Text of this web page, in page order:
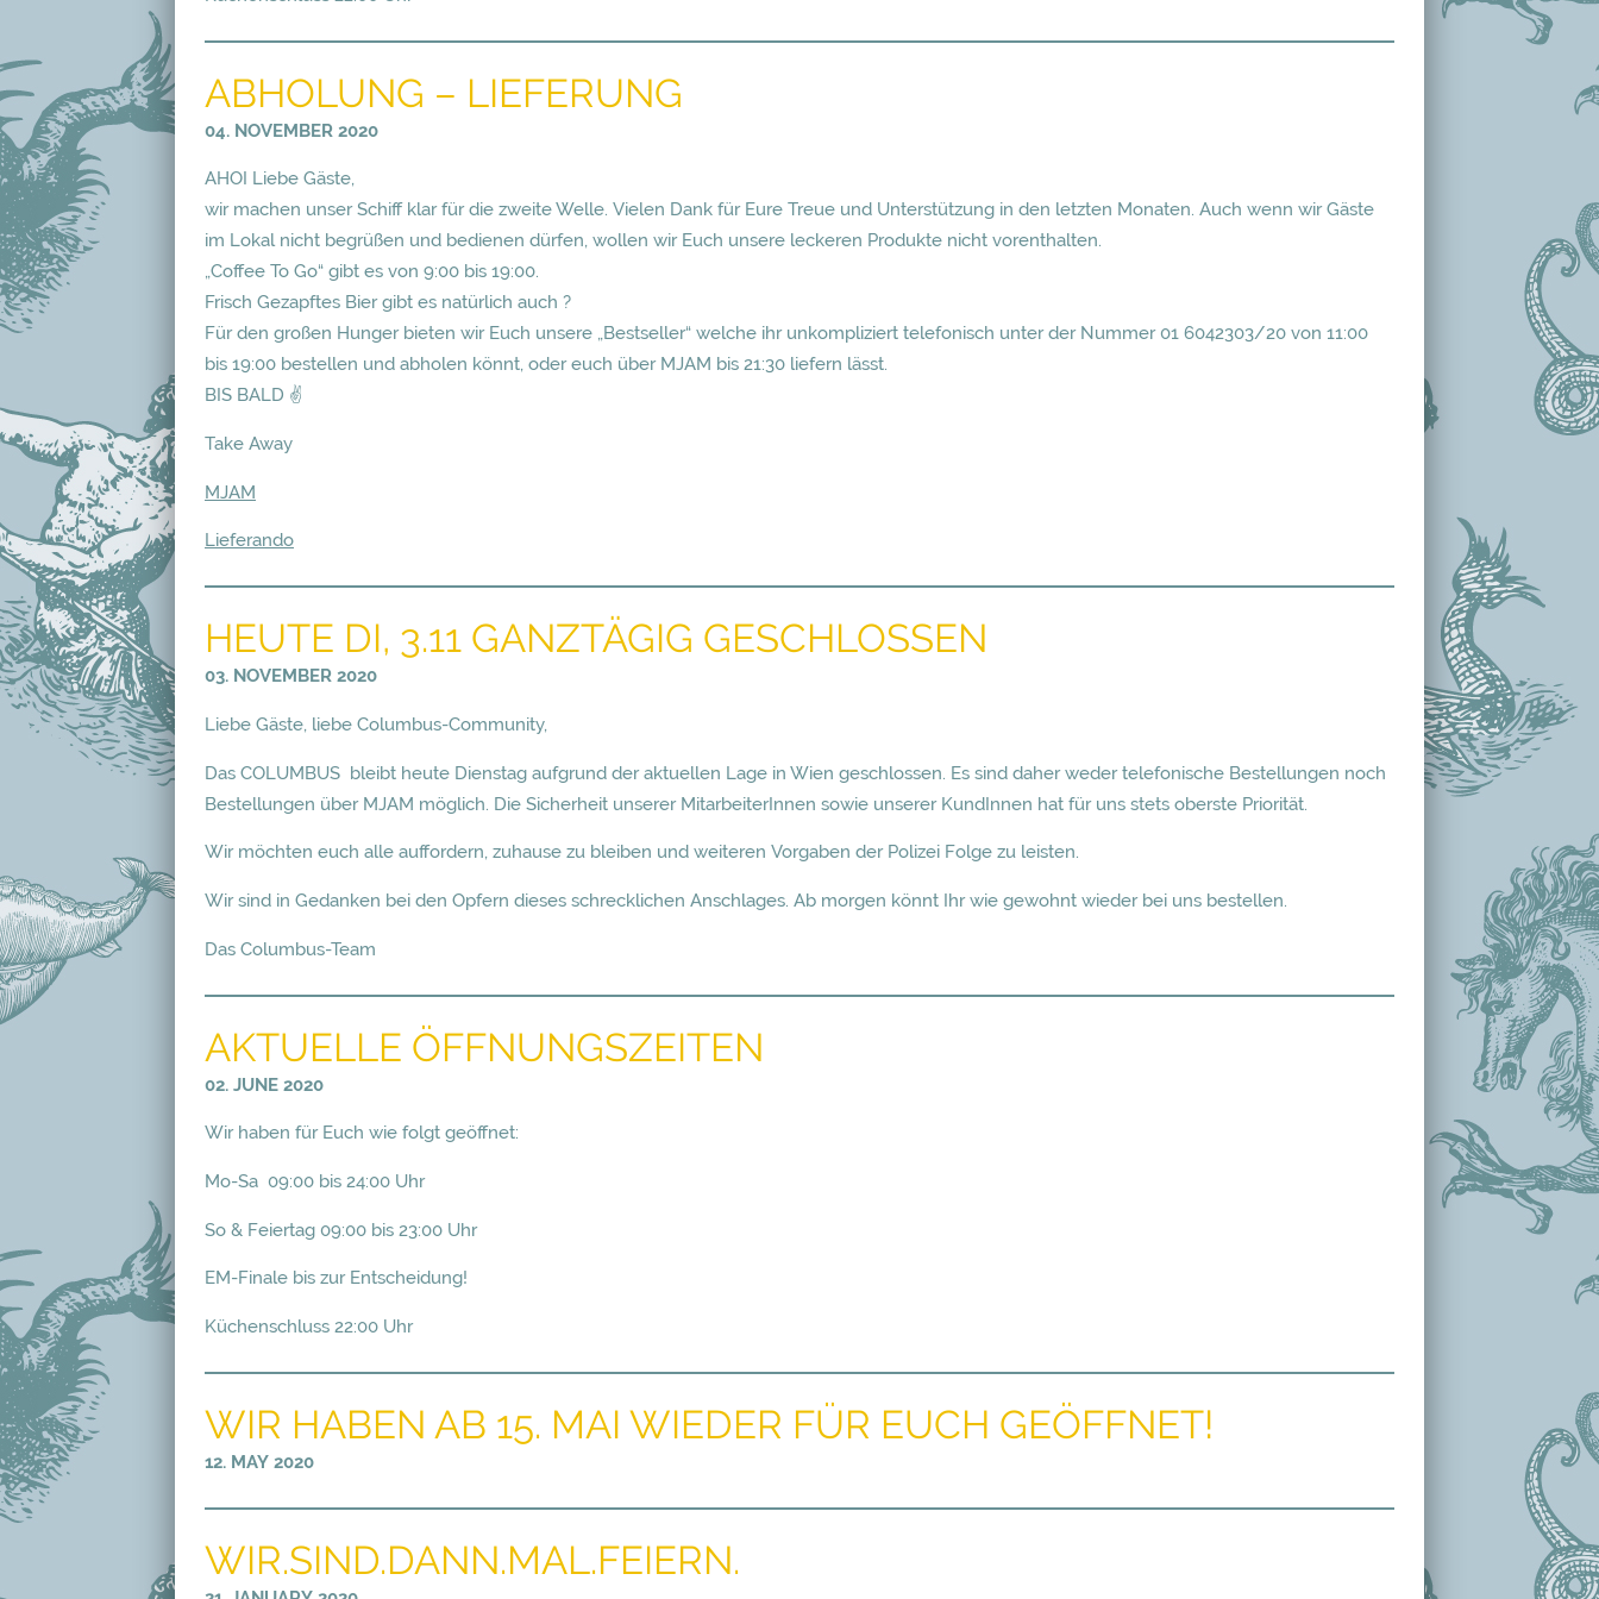
ABHOLUNG – LIEFERUNG
04. NOVEMBER 2020
AHOI Liebe Gäste,
wir machen unser Schiff klar für die zweite Welle. Vielen Dank für Eure Treue und Unterstützung in den letzten Monaten. Auch wenn wir Gäste
im Lokal nicht begrüßen und bedienen dürfen, wollen wir Euch unsere leckeren Produkte nicht vorenthalten.
„Coffee To Go“ gibt es von 9:00 bis 19:00.
Frisch Gezapftes Bier gibt es natürlich auch ?
Für den großen Hunger bieten wir Euch unsere „Bestseller“ welche ihr unkompliziert telefonisch unter der Nummer 01 6042303/20 von 11:00
bis 19:00 bestellen und abholen könnt, oder euch über MJAM bis 21:30 liefern lässt.
BIS BALD ✌️
Take Away
MJAM
Lieferando
HEUTE DI, 3.11 GANZTÄGIG GESCHLOSSEN
03. NOVEMBER 2020
Liebe Gäste, liebe Columbus-Community,
Das COLUMBUS bleibt heute Dienstag aufgrund der aktuellen Lage in Wien geschlossen. Es sind daher weder telefonische Bestellungen noch
Bestellungen über MJAM möglich. Die Sicherheit unserer MitarbeiterInnen sowie unserer KundInnen hat für uns stets oberste Priorität.
Wir möchten euch alle auffordern, zuhause zu bleiben und weiteren Vorgaben der Polizei Folge zu leisten.
Wir sind in Gedanken bei den Opfern dieses schrecklichen Anschlages. Ab morgen könnt Ihr wie gewohnt wieder bei uns bestellen.
Das Columbus-Team
AKTUELLE ÖFFNUNGSZEITEN
02. JUNE 2020
Wir haben für Euch wie folgt geöffnet:
Mo-Sa 09:00 bis 24:00 Uhr
So & Feiertag 09:00 bis 23:00 Uhr
EM-Finale bis zur Entscheidung!
Küchenschluss 22:00 Uhr
WIR HABEN AB 15. MAI WIEDER FÜR EUCH GEÖFFNET!
12. MAY 2020
WIR.SIND.DANN.MAL.FEIERN.